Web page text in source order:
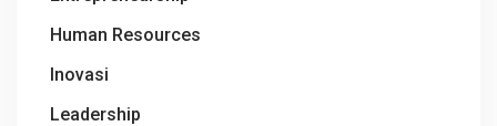
Human Resources
Inovasi
Leadership